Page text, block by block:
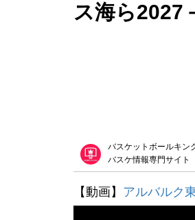
ス海ら2027
バスケットボールキン
バスケ情報専門サイト
【動画】 アルバルク